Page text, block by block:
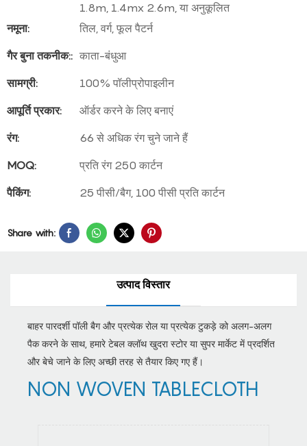
1.8m, 1.4mx 2.6m, या अनुकूलित
नमूना:
तिल, वर्ग, फूल पैटर्न
गैर बुना तकनीक:: काता-बंधुआ
सामग्री:
100% पॉलीप्रोपाइलीन
आपूर्ति प्रकार:
ऑर्डर करने के लिए बनाएं
रंग:
66 से अधिक रंग चुने जाने हैं
MOQ:
प्रति रंग 250 कार्टन
पैकिंग:
25 पीसी/बैग, 100 पीसी प्रति कार्टन
Share with:
उत्पाद विस्तार
बाहर पारदर्शी पॉली बैग और प्रत्येक रोल या प्रत्येक टुकड़े को अलग-अलग
पैक करने के साथ, हमारे टेबल क्लॉथ खुदरा स्टोर या सुपर मार्केट में प्रदर्शित
और बेचे जाने के लिए अच्छी तरह से तैयार किए गए हैं।
NON WOVEN TABLECLOTH